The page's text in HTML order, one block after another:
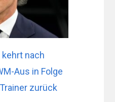
nach
Aus in Folge
zurück